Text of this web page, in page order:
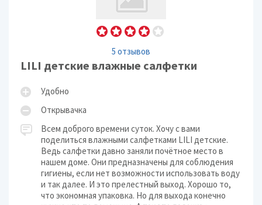
5 отзывов
LILI детские влажные салфетки
Удобно
Открывачка
Всем доброго времени суток. Хочу с вами
поделиться влажными салфетками LILI детские.
Ведь салфетки давно заняли почётное место в
нашем доме. Они предназначены для соблюдения
гигиены, если нет возможности использовать воду
и так далее. И это прелестный выход. Хорошо то,
что экономная упаковка. Но для выхода конечно